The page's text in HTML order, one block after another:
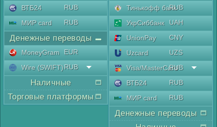
ВТБ24
RUB
МИР card
RUB
Денежные переводы
MoneyGram
EUR
Wire (SWIFT)RUB
Наличные
Торговые платформы
Тинькофф банкRUB
УкрСиббанк
UAH
UnionPay
CNY
Uzcard
UZS
Visa/MasterCard
RUB
ВТБ24
RUB
МИР card
RUB
Денежные переводы